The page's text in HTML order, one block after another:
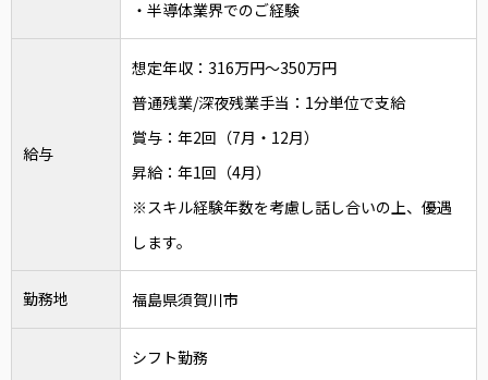
・半導体業界でのご経験
給与
想定年収：316万円～350万円
普通残業/深夜残業手当：1分単位で支給
賞与：年2回（7月・12月）
昇給：年1回（4月）
※スキル経験年数を考慮し話し合いの上、優遇
します。
勤務地 福島県須賀川市
シフト勤務